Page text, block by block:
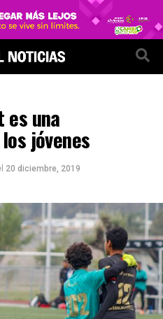
es una
jóvenes
20 diciembre, 2019